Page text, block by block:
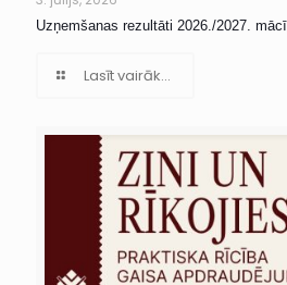
Uzņemšanas rezultāti 2026./2027.
Lasīt vairāk...